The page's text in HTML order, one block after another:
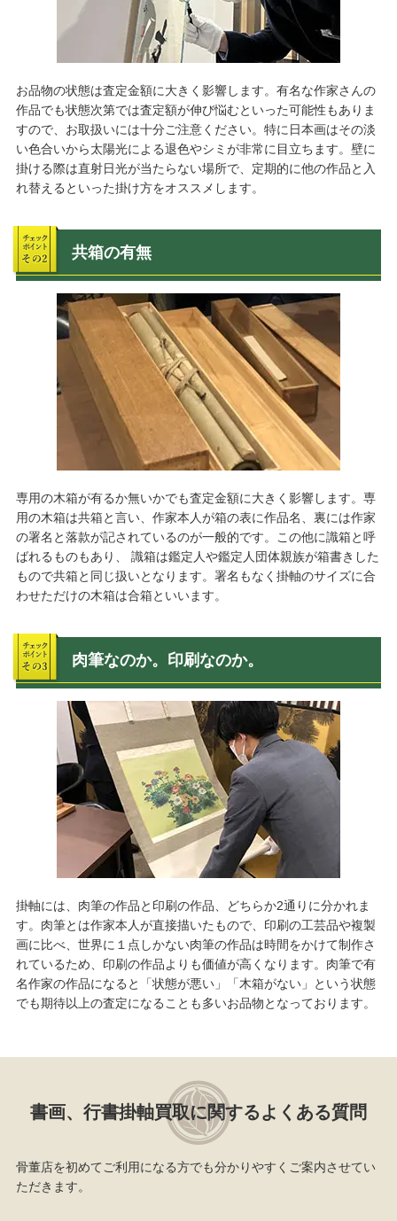
厚木市
茅ヶ崎市
海老名市
秦野市
平塚市
鎌倉市
川崎市
小田原市
相模原市
横浜市
横須賀市
座間市
熊本県
天草市
合志市
熊本市
玉名市
八代市
大分県
別府市
大分市
佐賀県
佐世保市
お品物の状態は査定金額に大きく影響します。有名な作家さんの
作品でも状態次第では査定額が伸び悩むといった可能性もありま
すので、お取扱いには十分ご注意ください。特に日本画はその淡
い色合いから太陽光による退色やシミが非常に目立ちます。壁に
掛ける際は直射日光が当たらない場所で、定期的に他の作品と入
れ替えるといった掛け方をオススメします。
共箱の有無
専用の木箱が有るか無いかでも査定金額に大きく影響します。専
用の木箱は共箱と言い、作家本人が箱の表に作品名、裏には作家
の署名と落款が記されているのが一般的です。この他に識箱と呼
ばれるものもあり、 識箱は鑑定人や鑑定人団体親族が箱書きした
もので共箱と同じ扱いとなります。署名もなく掛軸のサイズに合
わせただけの木箱は合箱といいます。
肉筆なのか。印刷なのか。
掛軸には、肉筆の作品と印刷の作品、どちらか2通りに分かれま
す。肉筆とは作家本人が直接描いたもので、印刷の工芸品や複製
画に比べ、世界に１点しかない肉筆の作品は時間をかけて制作さ
れているため、印刷の作品よりも価値が高くなります。肉筆で有
名作家の作品になると「状態が悪い」「木箱がない」という状態
でも期待以上の査定になることも多いお品物となっております。
書画、行書掛軸買取に関するよくある質問
骨董店を初めてご利用になる方でも分かりやすくご案内させてい
ただきます。